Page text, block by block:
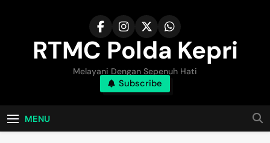
RTMC Polda Kepri
Melayani Dengan Sepenuh Hati
Subscribe
MENU